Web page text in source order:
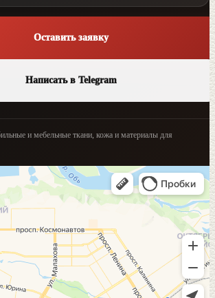
Оставить заявку
Написать в Telegram
и мебельные ткани, кожа и материалы для